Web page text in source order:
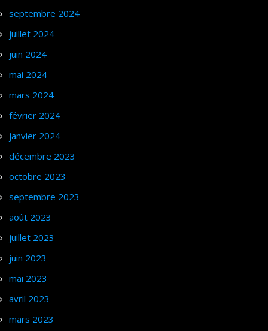
septembre 2024
juillet 2024
juin 2024
mai 2024
mars 2024
février 2024
janvier 2024
décembre 2023
octobre 2023
septembre 2023
août 2023
juillet 2023
juin 2023
mai 2023
avril 2023
mars 2023